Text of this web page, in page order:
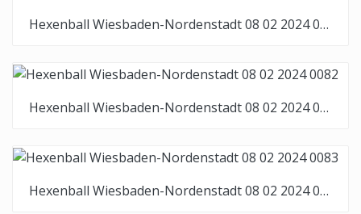
Hexenball Wiesbaden-Nordenstadt 08 02 2024 0081
Hexenball Wiesbaden-Nordenstadt 08 02 2024 0082
Hexenball Wiesbaden-Nordenstadt 08 02 2024 0083